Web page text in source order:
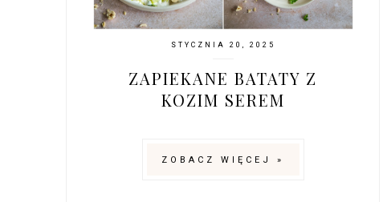
STYCZNIA 20, 2025
ZAPIEKANE BATATY Z
KOZIM SEREM
ZOBACZ WIĘCEJ »